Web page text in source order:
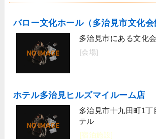
バロー文化ホール（多治見市文化会
多治見市にある文化
[会場]
ホテル多治見ヒルズマイルーム店
多治見市十九田町1丁
テル
[宿泊施設]